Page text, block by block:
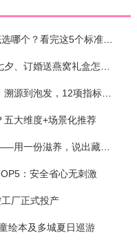
孕早期想买燕窝，干燕窝和鲜炖到底选哪个？看完这5个标准再下单
2026干燕窝选购避坑指南：从原料、溯源到泡发，12项指标判断靠谱燕窝
五大维度+场景化推荐
2026七夕浪漫告白礼燕窝礼盒清单——用一份滋养，说出藏在心底的爱
：安全省心无刺激
厂正式投产
绘本及多城夏日巡游